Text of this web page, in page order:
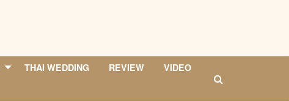
THAI WEDDING REVIEW
VIDEO